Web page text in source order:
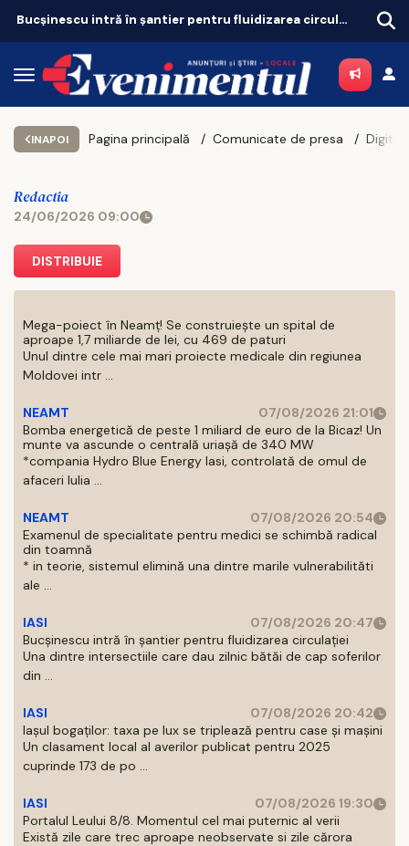
Bucșinescu intră în șantier pentru fluidizarea circulației
INAPOI Pagina principală Comunicate de presa
Redactia
24/06/2026 09:00
DISTRIBUIE
Mega-poiect în Neamț! Se construiește un spital de
aproape 1,7 miliarde de lei, cu 469 de paturi
Unul dintre cele mai mari proiecte medicale din regiunea
Moldovei intr ...
NEAMT
07/08/2026 21:01
Bomba energetică de peste 1 miliard de euro de la Bicaz! Un
munte va ascunde o centrală uriașă de 340 MW
*compania Hydro Blue Energy Iasi, controlată de omul de
afaceri Iulia ...
NEAMT
07/08/2026 20:54
Examenul de specialitate pentru medici se schimbă radical
din toamnă
* in teorie, sistemul elimină una dintre marile vulnerabilităti
ale ...
IASI
07/08/2026 20:47
Bucșinescu intră în șantier pentru fluidizarea circulației
Una dintre intersectiile care dau zilnic bătăi de cap soferilor
din ...
IASI
07/08/2026 20:42
Iașul bogaților: taxa pe lux se triplează pentru case și mașini
Un clasament local al averilor publicat pentru 2025
cuprinde 173 de po ...
IASI
07/08/2026 19:30
Portalul Leului 8/8. Momentul cel mai puternic al verii
Există zile care trec aproape neobservate si zile cărora